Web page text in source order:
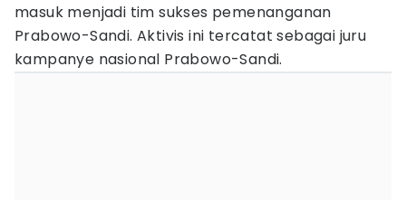
masuk menjadi tim sukses pemenanganan
Prabowo-Sandi. Aktivis ini tercatat sebagai juru
kampanye nasional Prabowo-Sandi.